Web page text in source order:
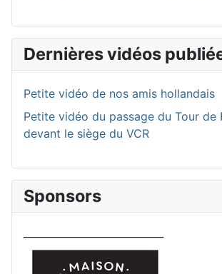
Dernières vidéos
Petite vidéo de nos amis hollandais
Petite vidéo du passage du Tour de
devant le siège du VCR
Sponsors